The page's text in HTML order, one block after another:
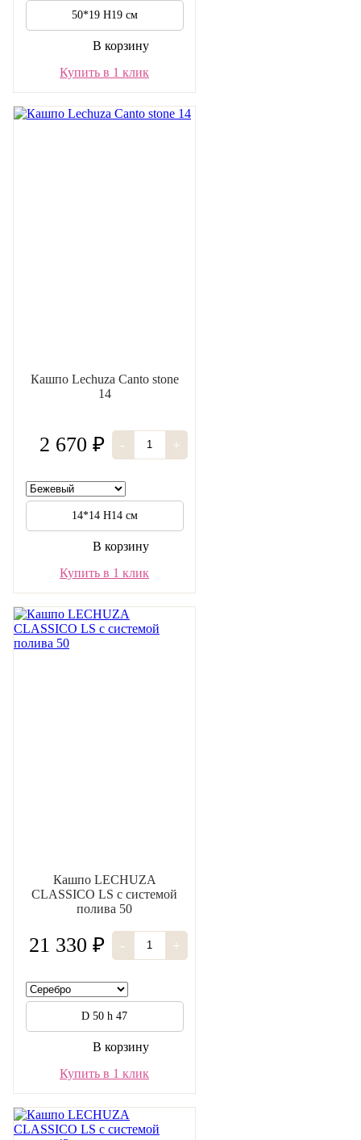
50*19 H19 см
В корзину
Купить в 1 клик
Кашпо Lechuza Canto stone
14
2 670 ₽ - +
14*14 H14 см
В корзину
Купить в 1 клик
Кашпо LECHUZA
CLASSICO LS с системой
полива 50
21 330 ₽ - +
D 50 h 47
В корзину
Купить в 1 клик